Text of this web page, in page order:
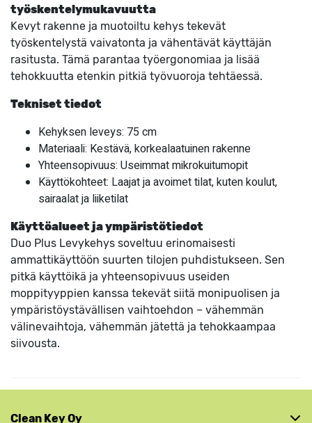
työskentelymukavuutta
Kevyt rakenne ja muotoiltu kehys tekevät
työskentelystä vaivatonta ja vähentävät käyttäjän
rasitusta. Tämä parantaa työergonomiaa ja lisää
tehokkuutta etenkin pitkiä työvuoroja tehtäessä.
Tekniset tiedot
Kehyksen leveys: 75 cm
Materiaali: Kestävä, korkealaatuinen rakenne
Yhteensopivuus: Useimmat mikrokuitumopit
Käyttökohteet: Laajat ja avoimet tilat, kuten koulut,
sairaalat ja liiketilat
Käyttöalueet ja ympäristötiedot
Duo Plus Levykehys soveltuu erinomaisesti
ammattikäyttöön suurten tilojen puhdistukseen. Sen
pitkä käyttöikä ja yhteensopivuus useiden
moppityyppien kanssa tekevät siitä monipuolisen ja
ympäristöystävällisen vaihtoehdon – vähemmän
välinevaihtoja, vähemmän jätettä ja tehokkaampaa
siivousta.
Clean Key Oy